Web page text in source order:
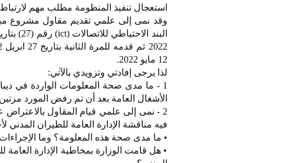
استعجال تنفيذ المنظومة مطلب مهم
وقد نمى إلى علمي تقديم مقاول مشروع
12 مايو 2022.
لذا يرجى إفادتي وتزويدي بالآتي:
1 - ما مدى صحة المعلومات الواردة في
الأشغال العامة بعد أن تم رفض المورد
فيه مناقشة الإدارة العامة للطيران المدني
• ما مدى صحة هذه المعلومة؟ وما
• هل قامت الوزارة بمخاطبة الإدارة العامة